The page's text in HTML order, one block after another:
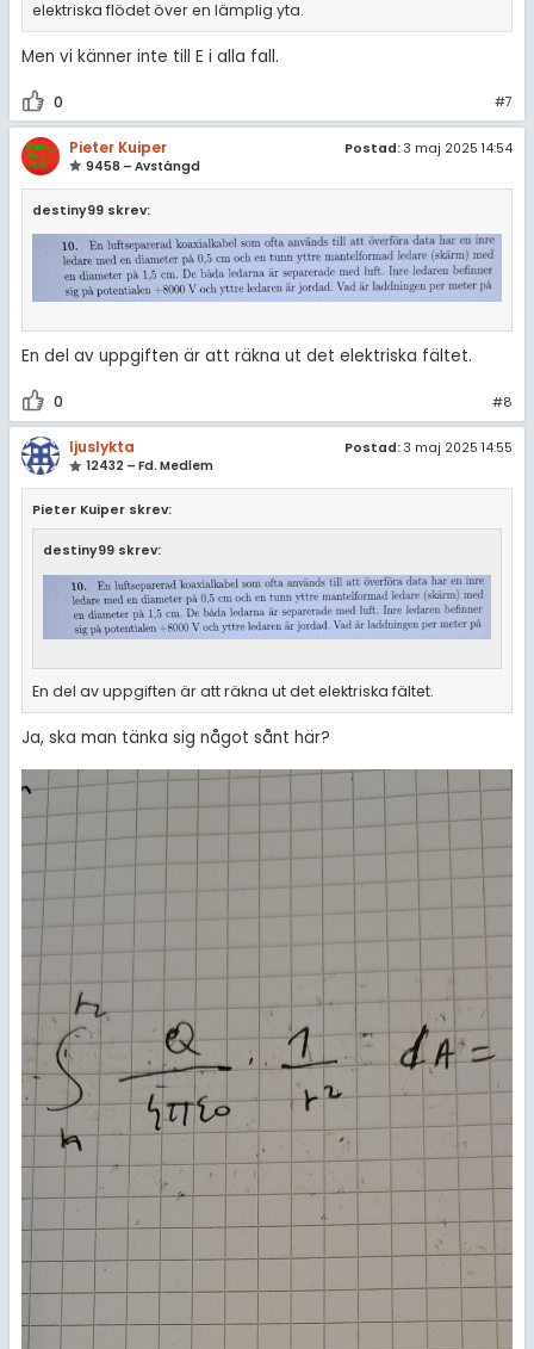
elektriska flödet över en lämplig yta.
Men vi känner inte till E i alla fall.
0 #7
Pieter Kuiper
9458 – Avstängd
Postad: 3 maj 2025 14:54
destiny99 skrev:
En del av uppgiften är att räkna ut det elektriska fältet.
0 #8
ljuslykta
12432 – Fd. Medlem
Postad: 3 maj 2025 14:55
Pieter Kuiper skrev:
destiny99 skrev:
En del av uppgiften är att räkna ut det elektriska fältet.
Ja, ska man tänka sig något sånt här?